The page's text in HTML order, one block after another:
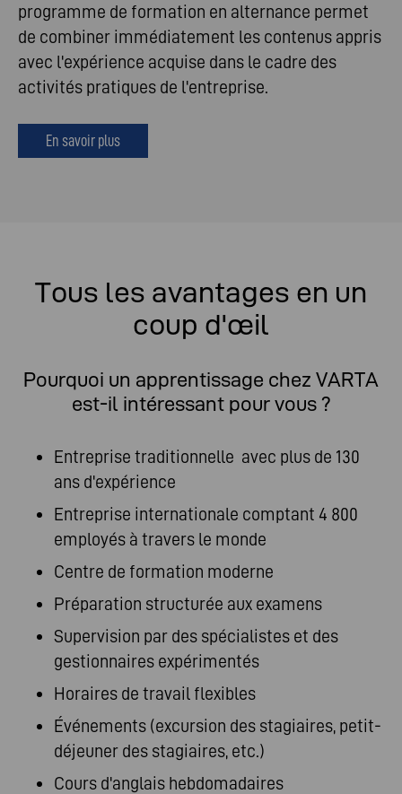
programme de formation en alternance permet
de combiner immédiatement les contenus appris
avec l'expérience acquise dans le cadre des
activités pratiques de l'entreprise.
En savoir plus
Tous les avantages en un
coup d'œil
Pourquoi un apprentissage chez VARTA
est-il intéressant pour vous ?
Entreprise traditionnelle avec plus de 130
ans d'expérience
Entreprise internationale comptant 4 800
employés à travers le monde
Centre de formation moderne
Préparation structurée aux examens
Supervision par des spécialistes et des
gestionnaires expérimentés
Horaires de travail flexibles
Événements (excursion des stagiaires, petit-
déjeuner des stagiaires, etc.)
Cours d'anglais hebdomadaires